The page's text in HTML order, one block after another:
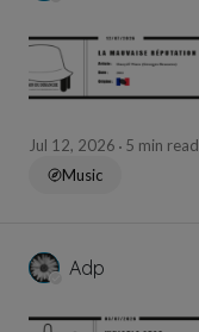
Jul 12, 2026
5 min read
Music
Adp